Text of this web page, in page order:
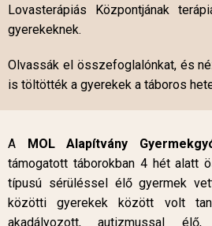
Lovasterápiás Központjának
gyerekeknek.
Olvassák el összefoglalónkat, és
is töltötték a gyerekek a táboros
A MOL Alapítvány
támogatott táborokban 4 hét alatt
típusú sérüléssel élő gyermek
közötti gyerekek között volt
akadályozott, autizmussal élő,